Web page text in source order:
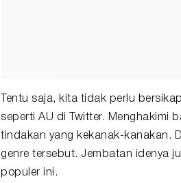
Tentu saja, kita tidak perlu
seperti AU di Twitter. Menghakimi
tindakan yang kekanak-kanakan.
genre tersebut. Jembatan idenya
populer ini.